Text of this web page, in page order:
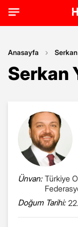
Anasayfa Serkan
Serkan
Ünvan: Türkiye
Doğum Tarihi: